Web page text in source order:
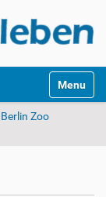
Toggle
Berlin Zoo